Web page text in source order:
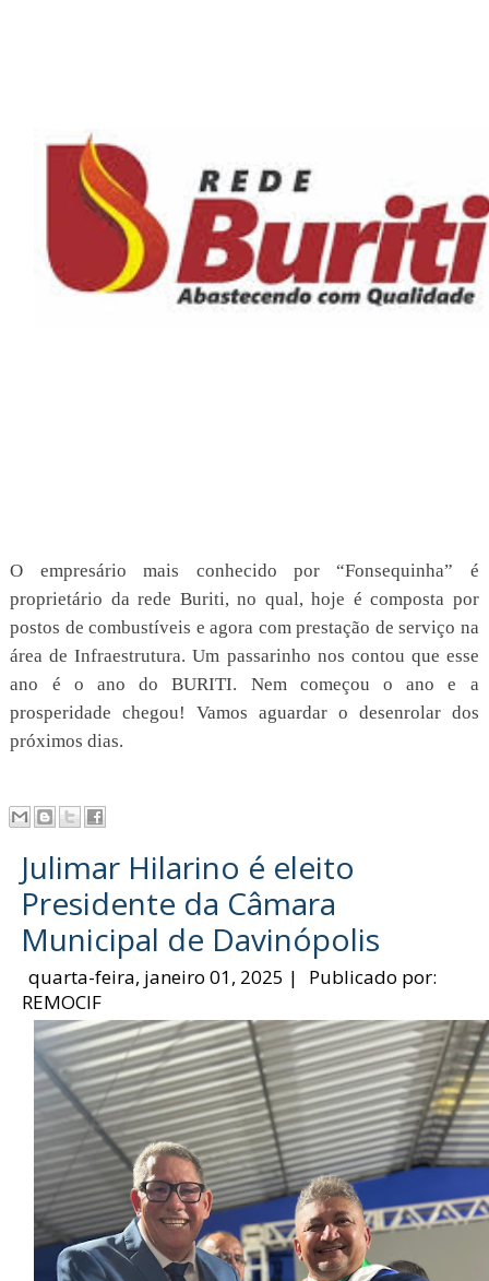
O empresário mais conhecido por “Fonsequinha” é
proprietário da rede Buriti, no qual, hoje é composta por
postos de combustíveis e agora com prestação de serviço na
área de Infraestrutura. Um passarinho nos contou que esse
ano é o ano do BURITI. Nem começou o ano e a
prosperidade chegou! Vamos aguardar o desenrolar dos
próximos dias.
Julimar Hilarino é eleito
Presidente da Câmara
Municipal de Davinópolis
quarta-feira, janeiro 01, 2025 |
Publicado por:
REMOCIF